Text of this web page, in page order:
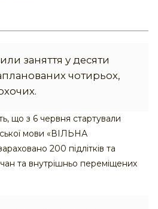
заняття у десяти
чотирьох,
що з 6 червня стартували
мови «ВІЛЬНА
200 підлітків та
та внутрішньо переміщених